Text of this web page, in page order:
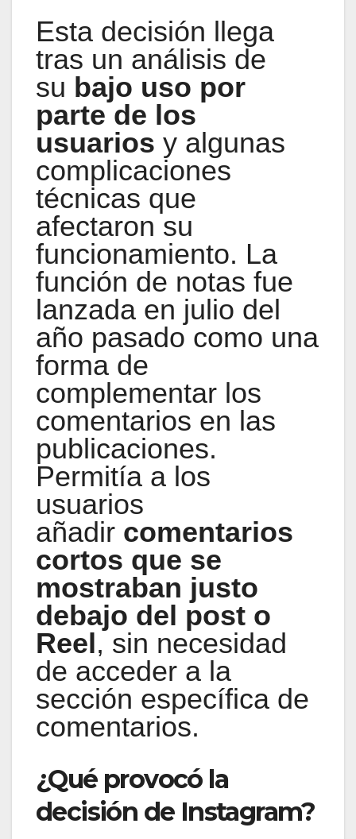
Esta decisión llega
tras un análisis de
su bajo uso por
parte de los
usuarios y algunas
complicaciones
técnicas que
afectaron su
funcionamiento. La
función de notas fue
lanzada en julio del
año pasado como una
forma de
complementar los
comentarios en las
publicaciones.
Permitía a los
usuarios
añadir comentarios
cortos que se
mostraban justo
debajo del post o
Reel, sin necesidad
de acceder a la
sección específica de
comentarios.
¿Qué provocó la
decisión de Instagram?